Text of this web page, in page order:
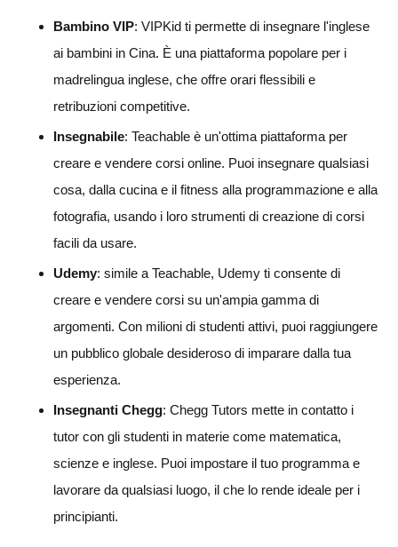
Bambino VIP: VIPKid ti permette di insegnare l'inglese
ai bambini in Cina. È una piattaforma popolare per i
madrelingua inglese, che offre orari flessibili e
retribuzioni competitive.
Insegnabile: Teachable è un'ottima piattaforma per
creare e vendere corsi online. Puoi insegnare qualsiasi
cosa, dalla cucina e il fitness alla programmazione e alla
fotografia, usando i loro strumenti di creazione di corsi
facili da usare.
Udemy: simile a Teachable, Udemy ti consente di
creare e vendere corsi su un'ampia gamma di
argomenti. Con milioni di studenti attivi, puoi raggiungere
un pubblico globale desideroso di imparare dalla tua
esperienza.
Insegnanti Chegg: Chegg Tutors mette in contatto i
tutor con gli studenti in materie come matematica,
scienze e inglese. Puoi impostare il tuo programma e
lavorare da qualsiasi luogo, il che lo rende ideale per i
principianti.